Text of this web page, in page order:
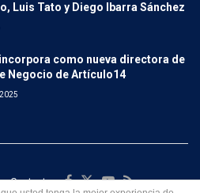
Luis Tato y Diego Ibarra Sánchez
incorpora como nueva directora de
Negocio de Artículo14
Contacto